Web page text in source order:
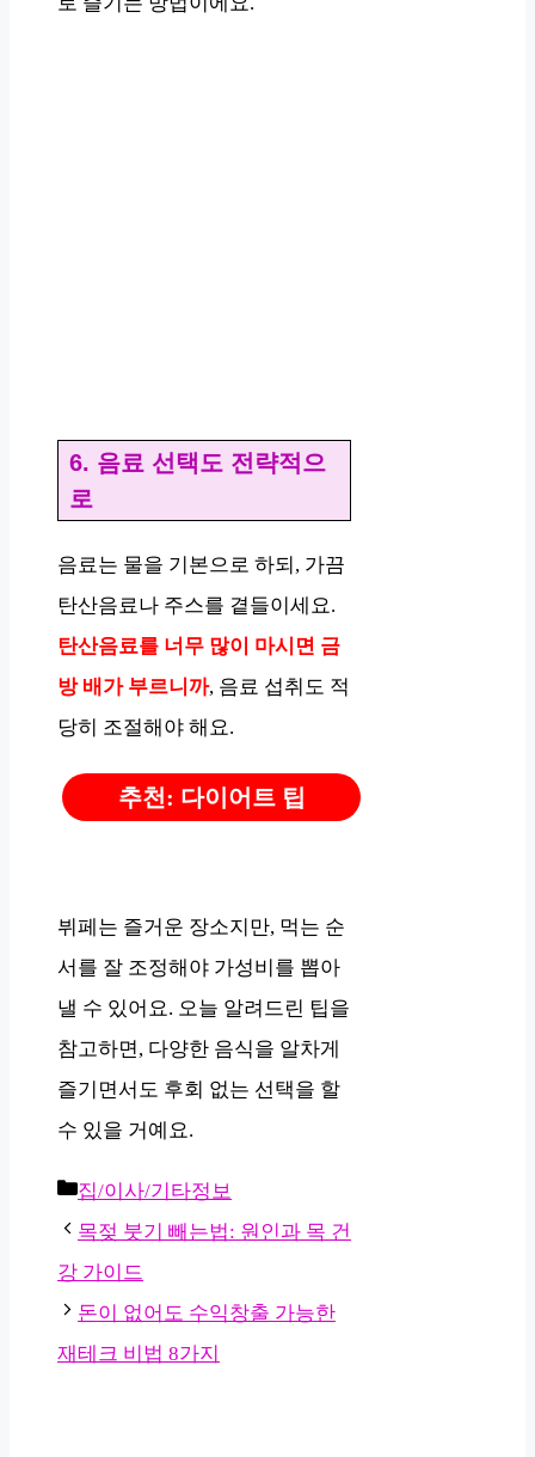
6. 음료 선택도 전략적으
로
음료는 물을 기본으로 하되, 가끔
탄산음료나 주스를 곁들이세요.
탄산음료를 너무 많이 마시면 금
방 배가 부르니까, 음료 섭취도 적
당히 조절해야 해요.
추천: 다이어트 팁
뷔페는 즐거운 장소지만, 먹는 순
서를 잘 조정해야 가성비를 뽑아
낼 수 있어요. 오늘 알려드린 팁을
참고하면, 다양한 음식을 알차게
즐기면서도 후회 없는 선택을 할
수 있을 거예요.
카
테
고
리
집/이사/기타정보
목젖 붓기 빼는법: 원인과 목 건
강 가이드
돈이 없어도 수익창출 가능한
재테크 비법 8가지